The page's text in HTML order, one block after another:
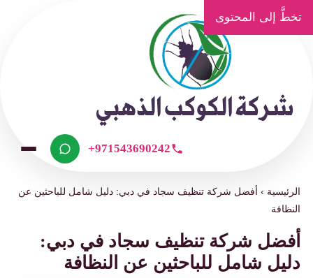
تخطَّ إلى المحتوى
+971543690242
الرئيسية ›أفضل شركة تنظيف سجاد في دبي: دليل شامل للباحثين عن
النظافة
أفضل شركة تنظيف سجاد في دبي:
دليل شامل للباحثين عن النظافة